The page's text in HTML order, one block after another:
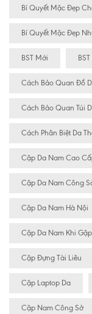
Bí Quyết Mặc Đẹp
Bí Quyết Mặc Đẹp
BST Mới
Cách Bảo Quan Đồ
Cách Bảo Quan Túi
Cách Phân Biệt Da
Cặp Da Nam Cao
Cặp Da Nam Công
Cặp Da Nam Hà Nội
Cặp Da Nam Khi
Cặp Đựng Tài Liêu
Cặp Laptop Da
Cặp Nam Công Sở